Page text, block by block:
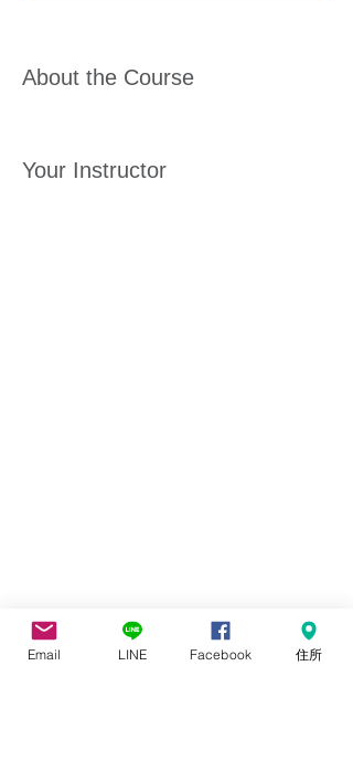
About the Course
Your Instructor
Email LINE Facebook 住所